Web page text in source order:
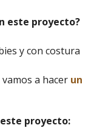
este proyecto?
y con costura
a hacer un
proyecto: